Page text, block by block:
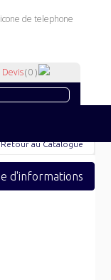
Devis( 0 )
Retour au Catalogue
d'informations